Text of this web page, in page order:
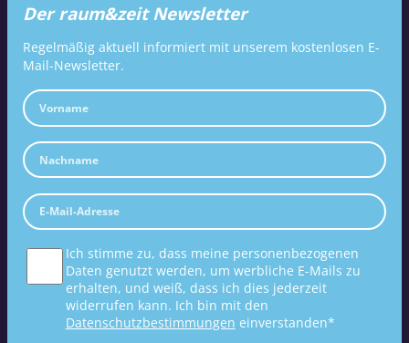
Der raum&zeit Newsletter
Regelmäßig aktuell informiert mit unserem kostenlosen E-
Mail-Newsletter.
Ich stimme zu, dass meine personenbezogenen
Daten genutzt werden, um werbliche E-Mails zu
erhalten, und weiß, dass ich dies jederzeit
widerrufen kann. Ich bin mit den
Datenschutzbestimmungen einverstanden*